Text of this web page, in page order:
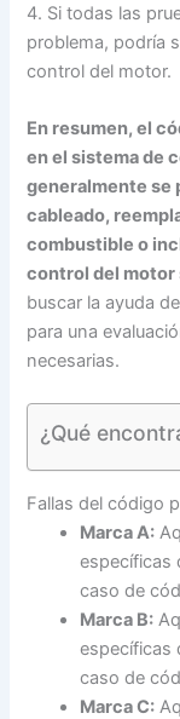
4. Si todas las
problema, podría
control del motor.
En resumen, el
en el sistema de
generalmente se
cableado,
combustible o
control del motor
buscar la ayuda
para una
necesarias.
¿Qué
Fallas del código
Marca A:
específicas
caso de
Marca B:
específicas
caso de
Marca C: